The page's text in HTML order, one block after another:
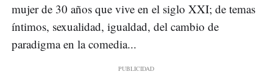
mujer de 30 años que vive en el siglo XXI; de temas
íntimos, sexualidad, igualdad, del cambio de
paradigma en la comedia...